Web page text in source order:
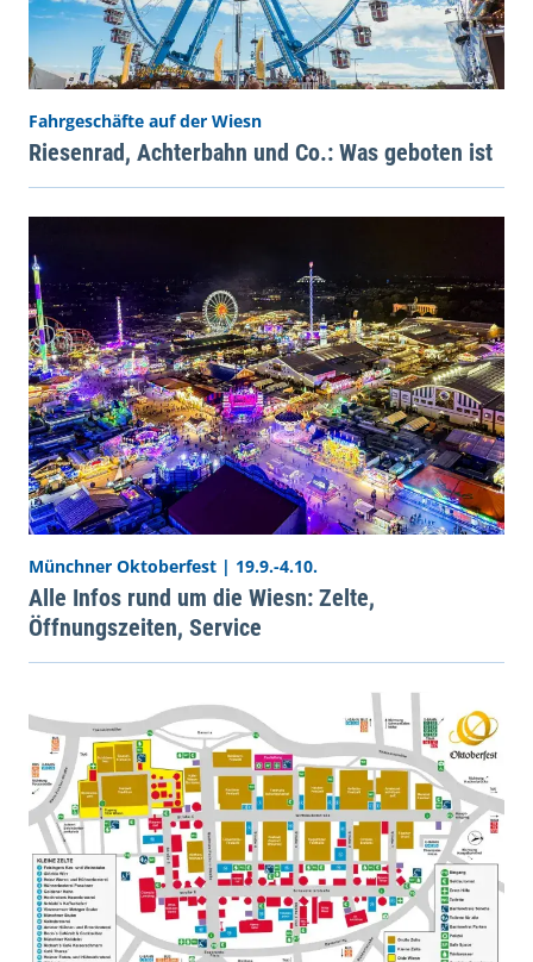
Fahrgeschäfte auf der Wiesn
Riesenrad, Achterbahn und Co.: Was geboten ist
Münchner Oktoberfest | 19.9.-4.10.
Alle Infos rund um die Wiesn: Zelte,
Öffnungszeiten, Service